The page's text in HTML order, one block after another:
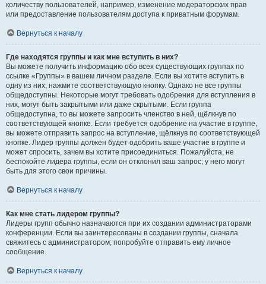
количеству пользователей, например, изменение модераторских прав
или предоставление пользователям доступа к приватным форумам.
Вернуться к началу
Где находятся группы и как мне вступить в них?
Вы можете получить информацию обо всех существующих группах по
ссылке «Группы» в вашем личном разделе. Если вы хотите вступить в
одну из них, нажмите соответствующую кнопку. Однако не все группы
общедоступны. Некоторые могут требовать одобрения для вступления в
них, могут быть закрытыми или даже скрытыми. Если группа
общедоступна, то вы можете запросить членство в ней, щёлкнув по
соответствующей кнопке. Если требуется одобрение на участие в группе,
вы можете отправить запрос на вступление, щёлкнув по соответствующей
кнопке. Лидер группы должен будет одобрить ваше участие в группе и
может спросить, зачем вы хотите присоединиться. Пожалуйста, не
беспокойте лидера группы, если он отклонил ваш запрос; у него могут
быть для этого свои причины.
Вернуться к началу
Как мне стать лидером группы?
Лидеры групп обычно назначаются при их создании администраторами
конференции. Если вы заинтересованы в создании группы, сначала
свяжитесь с администратором; попробуйте отправить ему личное
сообщение.
Вернуться к началу